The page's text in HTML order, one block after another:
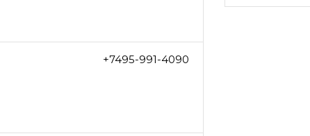
+7495-991-4090